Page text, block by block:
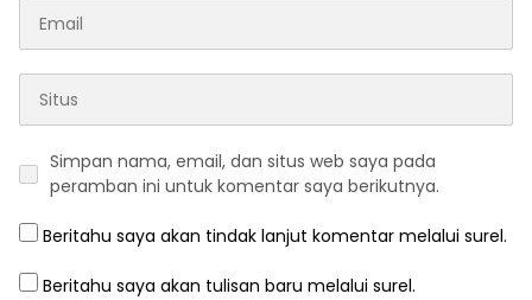
Simpan nama, email, dan situs web saya pada
peramban ini untuk komentar saya berikutnya.
Beritahu saya akan tindak lanjut komentar melalui surel.
Beritahu saya akan tulisan baru melalui surel.